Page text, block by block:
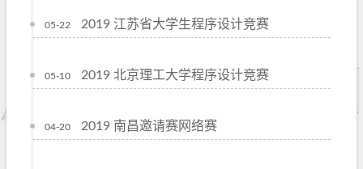
05-22 2019 江苏省大学生程序设计竞赛
05-10 2019 北京理工大学程序设计竞赛
04-20 2019 南昌邀请赛网络赛